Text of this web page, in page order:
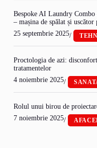
Bespoke AI Laundry
– mașina de spălat și
25 septembrie 2025/
Proctologia de azi:
tratamentelor
4 noiembrie 2025/
Rolul unui birou de
7 noiembrie 2025/